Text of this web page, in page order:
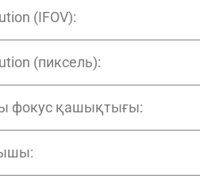
(IFOV):
(пиксель):
фокус қашықтығы: